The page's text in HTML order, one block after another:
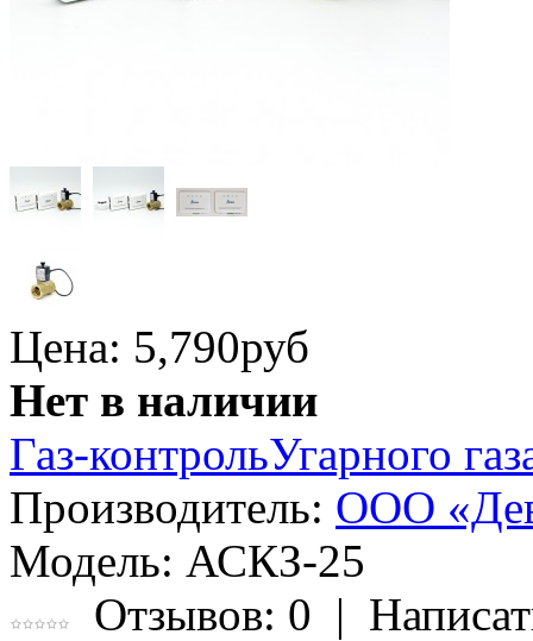
Цена: 5,790руб
Нет в наличии
Газ-контрольУгарного
Производитель: ООО
Модель: АСКЗ-25
Отзывов: 0 |